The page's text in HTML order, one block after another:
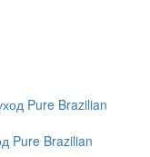
Pure Brazilian